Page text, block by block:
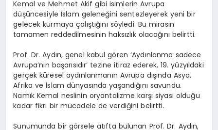
Kemal ve Mehmet Akif gibi isimlerin Avrupa
düşüncesiyle İslam geleneğini sentezleyerek yeni bir
gelecek kurmaya çalıştığını söyledi. Bu mirasın
tamamen reddedilmesinin haksızlık olacağını belirtti.
Prof. Dr. Aydın, genel kabul gören ‘Aydınlanma sadece
Avrupa’nın başarısıdır’ tezine itiraz ederek, 19. yüzyıldaki
gerçek küresel aydınlanmanın Avrupa dışında Asya,
Afrika ve İslam dünyasında yaşandığını savundu.
Namık Kemal neslinin oryantalizme karşı siyasi olduğu
kadar fikri bir mücadele de verdiğini belirtti.
Sunumunda bir görsele atıfta bulunan Prof. Dr. Aydın,